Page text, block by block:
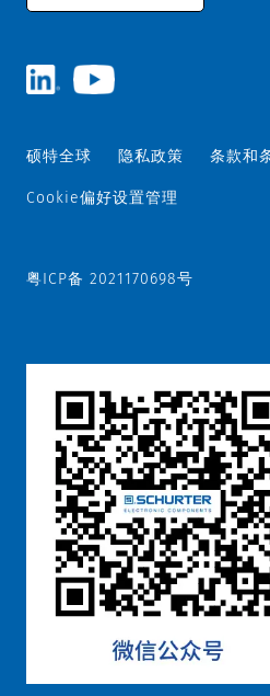
硕特全球 隐私政策 条款和
Cookie偏好设置管理
粤ICP备 2021170698号